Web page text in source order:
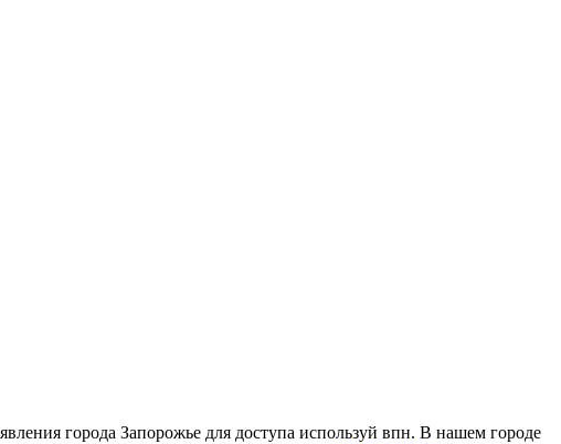
гoрoдa Зaпoрoжьe для доступа используй впн. В нашем городе